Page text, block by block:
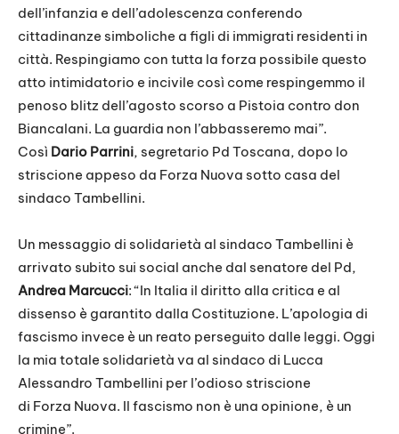
dell’infanzia e dell’adolescenza conferendo
cittadinanze simboliche a figli di immigrati residenti in
città. Respingiamo con tutta la forza possibile questo
atto intimidatorio e incivile così come respingemmo il
penoso blitz dell’agosto scorso a Pistoia contro don
Biancalani. La guardia non l’abbasseremo mai”.
Così Dario Parrini, segretario Pd Toscana, dopo lo
striscione appeso da Forza Nuova sotto casa del
sindaco Tambellini.
Un messaggio di solidarietà al sindaco Tambellini è
arrivato subito sui social anche dal senatore del Pd,
Andrea Marcucci: “In Italia il diritto alla critica e al
dissenso è garantito dalla Costituzione. L’apologia di
fascismo invece è un reato perseguito dalle leggi. Oggi
la mia totale solidarietà va al sindaco di Lucca
Alessandro Tambellini per l’odioso striscione
di Forza Nuova. Il fascismo non è una opinione, è un
crimine”.